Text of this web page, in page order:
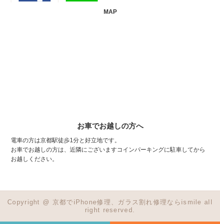
MAP
お車でお越しの方へ
電車の方は京都駅徒歩1分と好立地です。
お車でお越しの方は、近隣にございますコインパーキングに駐車してから
お越しください。
Copyright @ 京都でiPhone修理、ガラス割れ修理ならismile all
right reserved.